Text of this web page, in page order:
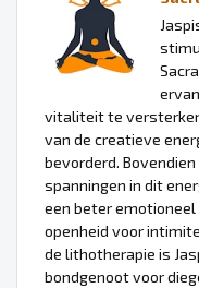
vitaliteit te
van de creatieve
bevorderd.
spanningen in dit
een beter
openheid voor
de lithotherapie is
bondgenoot voor